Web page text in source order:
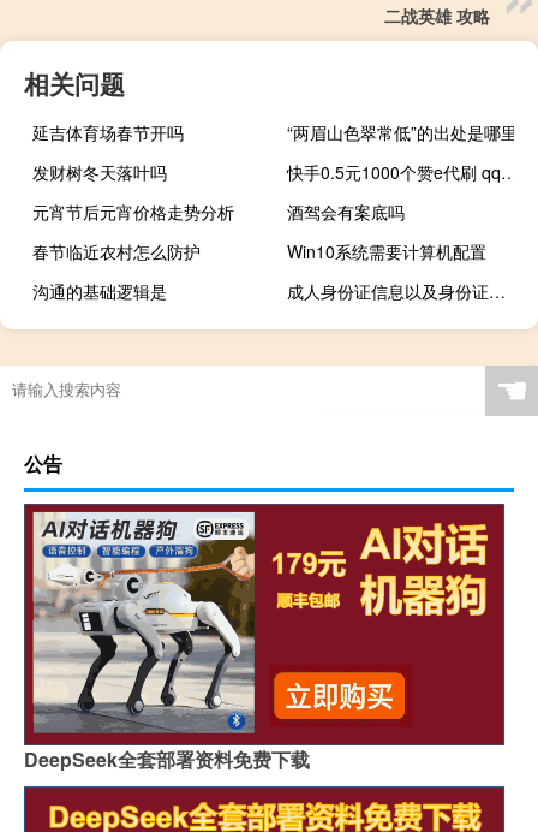
二战英雄 攻略
相关问题
延吉体育场春节开吗
“两眉山色翠常低”的出处是哪里
发财树冬天落叶吗
快手0.5元1000个赞e代刷 qq刷赞网自助下单平台
元宵节后元宵价格走势分析
酒驾会有案底吗
春节临近农村怎么防护
Win10系统需要计算机配置
沟通的基础逻辑是
成人身份证信息以及身份证号码（成人身份证）
☚
公告
DeepSeek全套部署资料免费下载